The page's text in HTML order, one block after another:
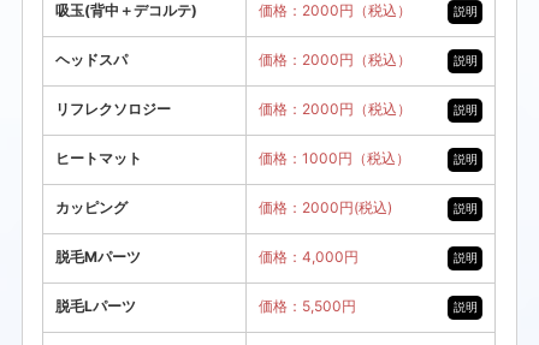
吸玉(背中＋デコルテ) 説明
価格：2000円（税込）
ヘッドスパ 説明
価格：2000円（税込）
リフレクソロジー 説明
価格：2000円（税込）
ヒートマット 説明
価格：1000円（税込）
カッピング 説明
価格：2000円(税込)
脱毛Mパーツ 説明
価格：4,000円
脱毛Lパーツ 説明
価格：5,500円